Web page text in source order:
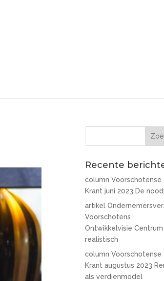
Recente
column Voorschotense
Krant juni 2023 De
artikel Ondernemersver.
Voorschotens
Ontwikkelvisie Centrum
realistisch
column Voorschotense
Krant augustus 2023
als verdienmodel